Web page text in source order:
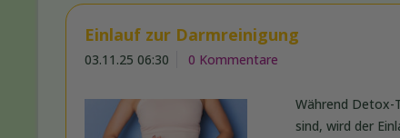
Einlauf zur Darmreinigung
03.11.25 06:30 0 Kommentare
Während Detox-
sind, wird der